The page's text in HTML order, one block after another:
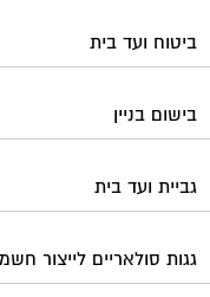
ביטוח ועד בית
בישום בניין
גביית ועד בית
גגות סולאריים לייצור חשמל